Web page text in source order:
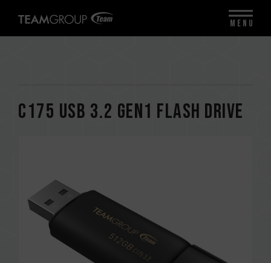
C175 USB 3.2 Gen1 FLASH DRIVE
MENU